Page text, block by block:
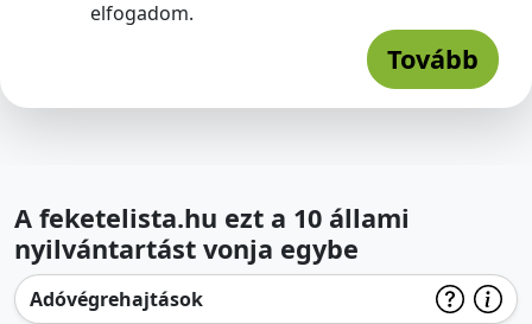
elfogadom.
Tovább
A feketelista.hu ezt a 10 állami
nyilvántartást vonja egybe
Adóvégrehajtások